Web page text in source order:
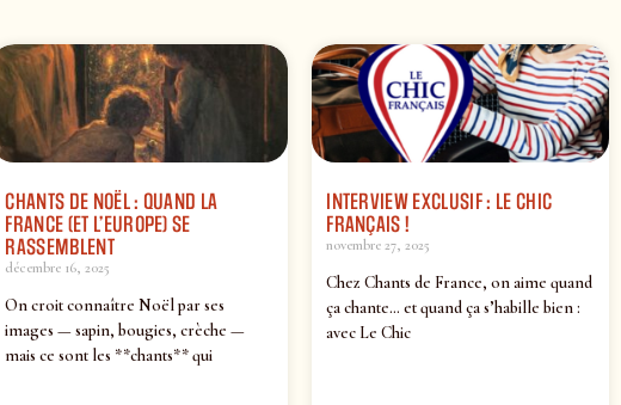
CHANTS DE NOËL : QUAND LA
FRANCE (ET L’EUROPE) SE
RASSEMBLENT
décembre 16, 2025
On croit connaître Noël par ses
images — sapin, bougies, crèche —
mais ce sont les **chants** qui
INTERVIEW EXCLUSIF : LE CHIC
FRANÇAIS !
novembre 27, 2025
Chez Chants de France, on aime quand
ça chante… et quand ça s’habille bien :
avec Le Chic